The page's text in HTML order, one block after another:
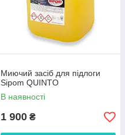
Миючий засіб для підлоги
Sipom QUINTO
В наявності
1 900 ₴